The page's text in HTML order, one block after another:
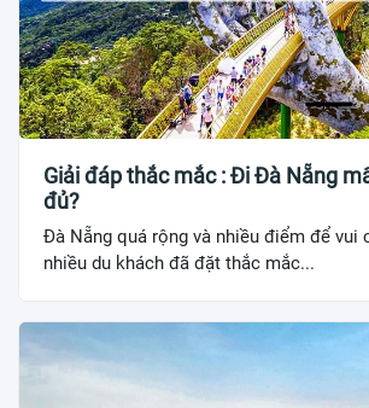
Giải đáp thắc mắc : Đi Đà Nẵng
đủ?
Đà Nẵng quá rộng và nhiều điểm để vui
nhiều du khách đã đặt thắc mắc...